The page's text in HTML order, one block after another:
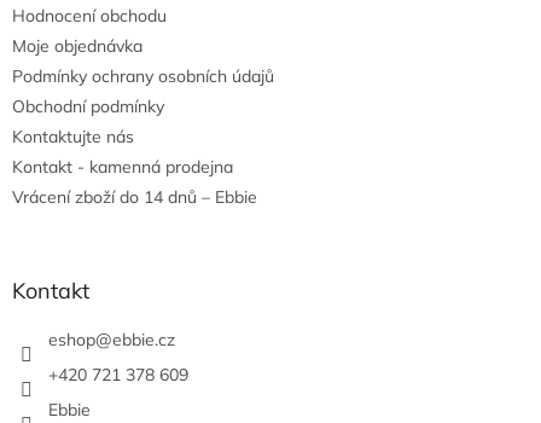
Hodnocení obchodu
Moje objednávka
Podmínky ochrany osobních údajů
Obchodní podmínky
Kontaktujte nás
Kontakt - kamenná prodejna
Vrácení zboží do 14 dnů – Ebbie
Kontakt
eshop@ebbie.cz
+420 721 378 609
Ebbie